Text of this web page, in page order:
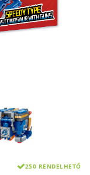
250 RENDELHETŐ